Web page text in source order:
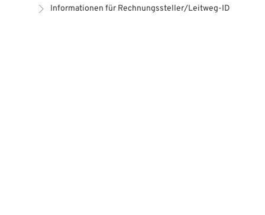
Informationen für Rechnungssteller/Leitweg-ID